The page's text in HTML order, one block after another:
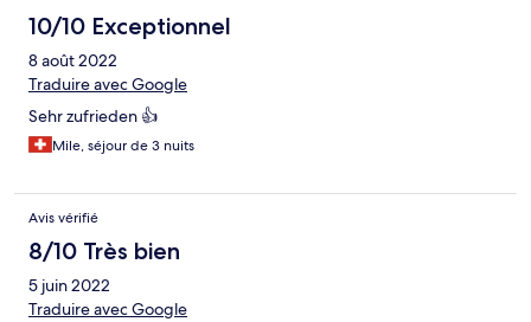
10/10 Exceptionnel
8 août 2022
Traduire avec Google
Sehr zufrieden 👍
Mile, séjour de 3 nuits
Avis vérifié
8/10 Très bien
5 juin 2022
Traduire avec Google